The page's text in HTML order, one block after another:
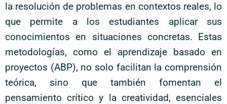
la resolución de problemas en contextos reales, lo
que permite a los estudiantes aplicar sus
conocimientos en situaciones concretas. Estas
metodologías, como el aprendizaje basado en
proyectos (ABP), no solo facilitan la comprensión
teórica, sino que también fomentan el
pensamiento crítico y la creatividad, esenciales